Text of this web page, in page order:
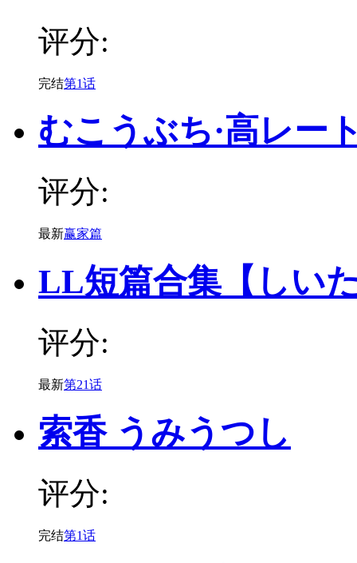
评分:
完结第1话
むこうぶち·高レー
评分:
最新赢家篇
LL短篇合集【しい
评分:
最新第21话
索香 うみうつし
评分:
完结第1话